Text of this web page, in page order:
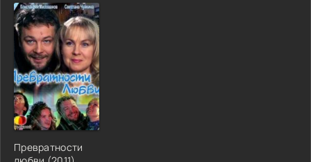
Превратности